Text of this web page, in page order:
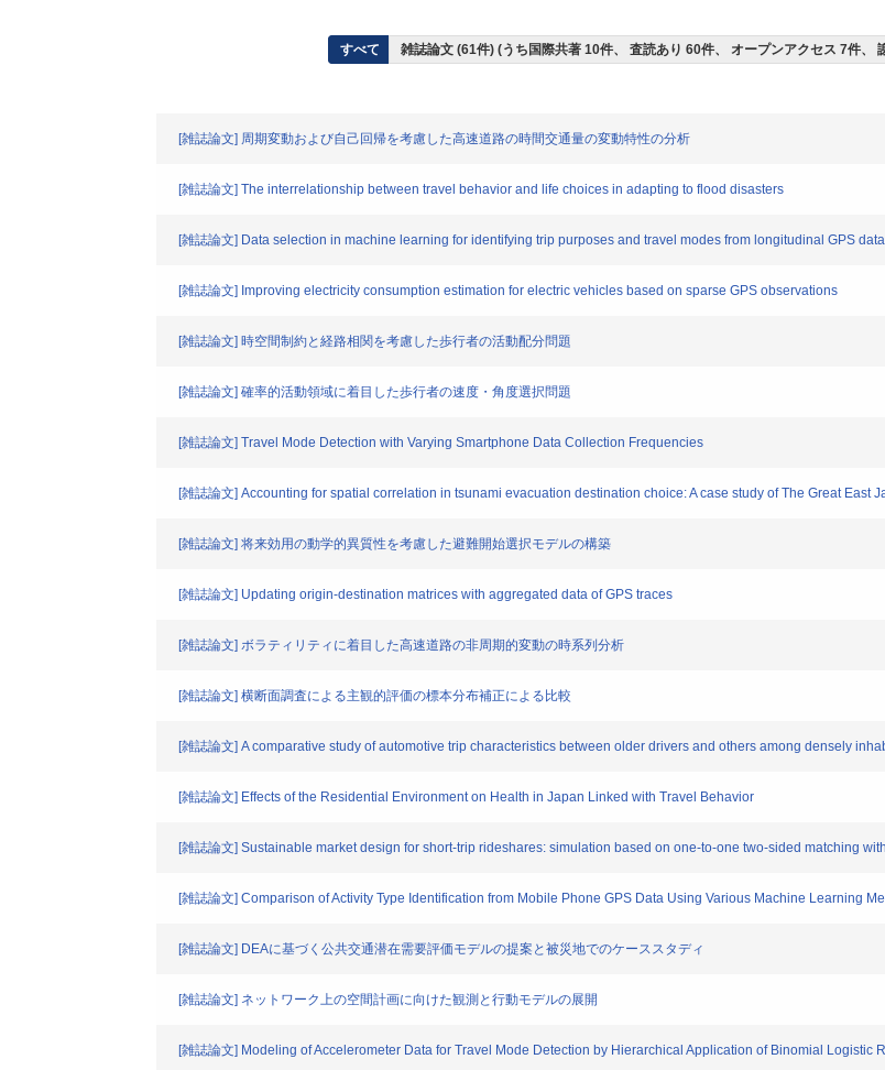
すべて 雑誌論文 (61件) (うち国際共著 10件、 査読あり 60件、 オープンアクセス 7件、
[雑誌論文] 周期変動および自己回帰を考慮した高速道路の時間交通量の変動特性の分析
[雑誌論文] The interrelationship between travel behavior and life choices in adapting to flood disasters
[雑誌論文] Data selection in machine learning for identifying trip purposes and travel modes from longitudinal GPS
[雑誌論文] Improving electricity consumption estimation for electric vehicles based on sparse GPS observations
[雑誌論文] 時空間制約と経路相関を考慮した歩行者の活動配分問題
[雑誌論文] 確率的活動領域に着目した歩行者の速度・角度選択問題
[雑誌論文] Travel Mode Detection with Varying Smartphone Data Collection Frequencies
[雑誌論文] Accounting for spatial correlation in tsunami evacuation destination choice: A case study of The Great East
[雑誌論文] 将来効用の動学的異質性を考慮した避難開始選択モデルの構築
[雑誌論文] Updating origin-destination matrices with aggregated data of GPS traces
[雑誌論文] ボラティリティに着目した高速道路の非周期的変動の時系列分析
[雑誌論文] 横断面調査による主観的評価の標本分布補正による比較
[雑誌論文] A comparative study of automotive trip characteristics between older drivers and others among densely
[雑誌論文] Effects of the Residential Environment on Health in Japan Linked with Travel Behavior
[雑誌論文] Sustainable market design for short-trip rideshares: simulation based on one-to-one two-sided matching
[雑誌論文] Comparison of Activity Type Identification from Mobile Phone GPS Data Using Various Machine Learning
[雑誌論文] DEAに基づく公共交通潜在需要評価モデルの提案と被災地でのケーススタディ
[雑誌論文] ネットワーク上の空間計画に向けた観測と行動モデルの展開
[雑誌論文] Modeling of Accelerometer Data for Travel Mode Detection by Hierarchical Application of Binomial Logistic